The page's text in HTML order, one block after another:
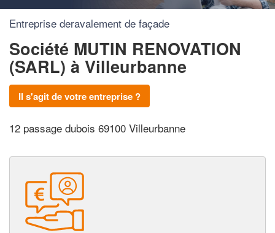
Entreprise deravalement de façade
Société MUTIN RENOVATION
(SARL) à Villeurbanne
Il s'agit de votre entreprise ?
12 passage dubois 69100 Villeurbanne